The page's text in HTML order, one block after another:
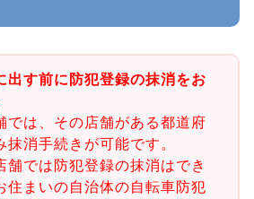
す前に防犯登録の抹消をお
は、その店舗がある都道府
抹消手続きが可能です。
では防犯登録の抹消はでき
住まいの自治体の自転車防犯